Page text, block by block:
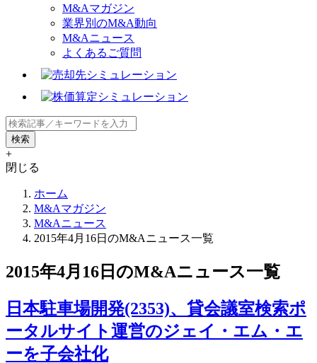
M&Aマガジン
業界別のM&A動向
M&Aニュース
よくあるご質問
+
閉じる
ホーム
M&Aマガジン
M&Aニュース
2015年4月16日のM&Aニュース一覧
2015年4月16日のM&Aニュース一覧
日本駐車場開発(2353)、貸会議室検索ポ
ータルサイト運営のジェイ・エム・エ
ーを子会社化